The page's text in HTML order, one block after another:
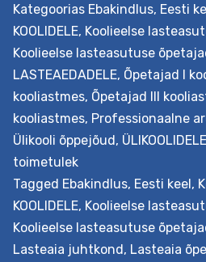
Kategoorias Ebakindlus, Eesti
KOOLIDELE, Koolieelse
Koolieelse lasteasutuse
LASTEAEDADELE, Õpetajad I
kooliastmes, Õpetajad III
kooliastmes, Professionaalne
Ülikooli õppejõud, ÜLIKOOLIDELE
toimetulek
Tagged Ebakindlus, Eesti keel,
KOOLIDELE, Koolieelse
Koolieelse lasteasutuse
Lasteaia juhtkond, Lasteaia